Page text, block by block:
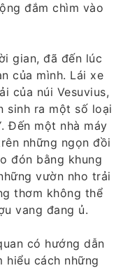
đắm chìm vào
gian, đã đến lúc
của mình. Lái xe
của núi Vesuvius,
sinh ra một số loại
Đến một nhà máy
những ngọn đồi
đón bằng khung
vườn nho trải
thơm không thể
vang đang ủ.
có hướng dẫn
hiểu cách những